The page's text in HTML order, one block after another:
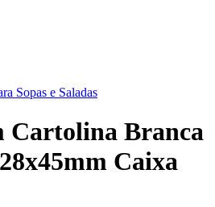
Sopas e Saladas
Cartolina Branca
Caixa